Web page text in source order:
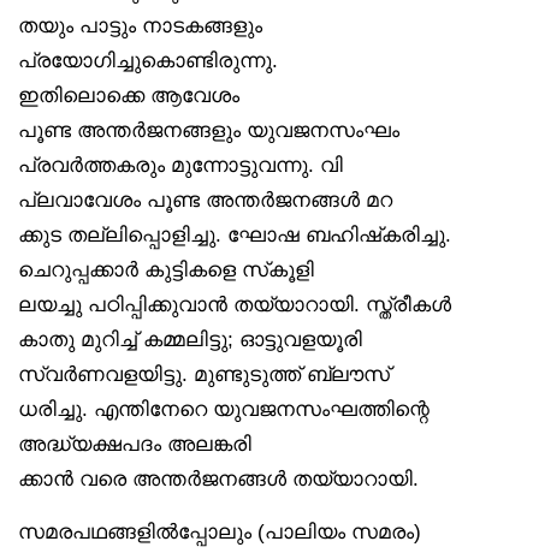
തയും പാട്ടും നാടകങ്ങളും
പ്രയോഗിച്ചുകൊണ്ടിരുന്നു.
ഇതിലൊക്കെ ആവേശം
പൂണ്ട അന്തർജനങ്ങളും യുവജനസംഘം
പ്രവർത്തകരും മുന്നോട്ടുവന്നു. വി
പ്ലവാവേശം പൂണ്ട അന്തർജനങ്ങൾ മറ
ക്കുട തല്ലിപ്പൊളിച്ചു. ഘോഷ ബഹിഷ്‌കരിച്ചു.
ചെറുപ്പക്കാർ കുട്ടികളെ സ്‌കൂളി
ലയച്ചു പഠിപ്പിക്കുവാൻ തയ്യാറായി. സ്ത്രീകൾ
കാതു മുറിച്ച് കമ്മലിട്ടു; ഓട്ടുവളയൂരി
സ്വർണവളയിട്ടു. മുണ്ടുടുത്ത് ബ്ലൗസ്
ധരിച്ചു. എന്തിനേറെ യുവജനസംഘത്തിന്റെ
അദ്ധ്യക്ഷപദം അലങ്കരി
ക്കാൻ വരെ അന്തർജനങ്ങൾ തയ്യാറായി.
സമരപഥങ്ങളിൽപ്പോലും (പാലിയം സമരം)